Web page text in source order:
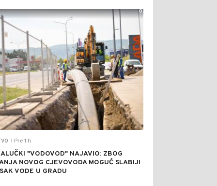
Pre 1 h
"VODOVOD" NAJAVIO: ZBOG
NOVOG CJEVOVODA MOGUĆ SLABIJI
VODE U GRADU
0